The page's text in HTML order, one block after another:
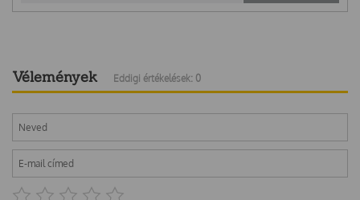
Vélemények Eddigi értékelések: 0